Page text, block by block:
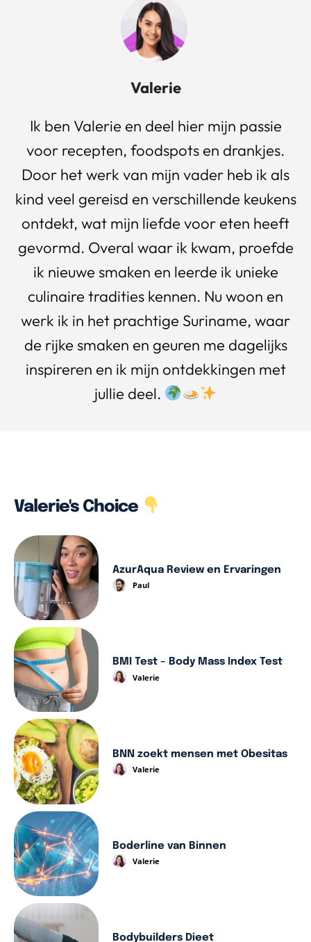
Valerie
Ik ben Valerie en deel hier mijn passie
voor recepten, foodspots en drankjes.
Door het werk van mijn vader heb ik als
kind veel gereisd en verschillende keukens
ontdekt, wat mijn liefde voor eten heeft
gevormd. Overal waar ik kwam, proefde
ik nieuwe smaken en leerde ik unieke
culinaire tradities kennen. Nu woon en
werk ik in het prachtige Suriname, waar
de rijke smaken en geuren me dagelijks
inspireren en ik mijn ontdekkingen met
jullie deel.
Valerie's Choice
AzurAqua Review en Ervaringen
Paul
BMI Test – Body Mass Index Test
Valerie
BNN zoekt mensen met Obesitas
Valerie
Boderline van Binnen
Valerie
Bodybuilders Dieet